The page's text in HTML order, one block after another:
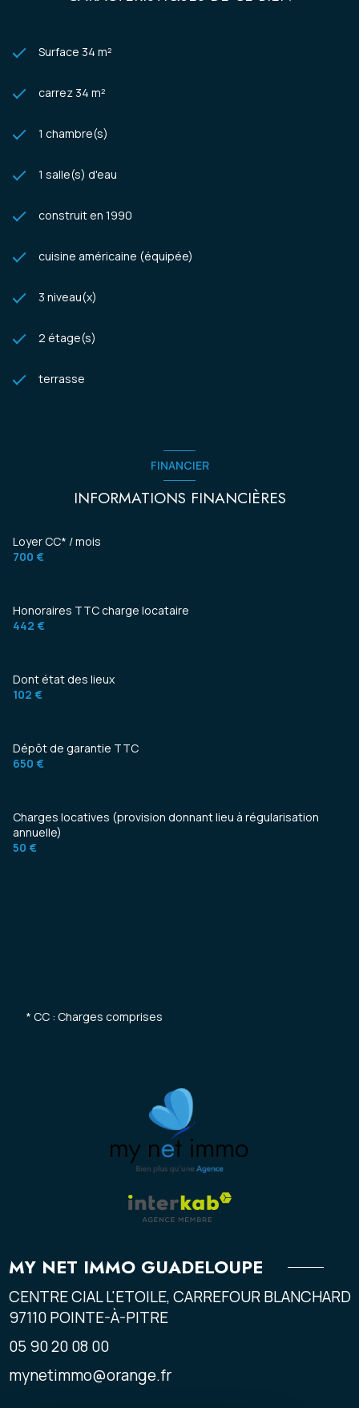
Surface 34 m²
carrez 34 m²
1 chambre(s)
1 salle(s) d'eau
construit en 1990
cuisine américaine (équipée)
3 niveau(x)
2 étage(s)
terrasse
FINANCIER
INFORMATIONS FINANCIÈRES
Loyer CC* / mois
700 €
Honoraires TTC charge locataire
442 €
Dont état des lieux
102 €
Dépôt de garantie TTC
650 €
Charges locatives (provision donnant lieu à régularisation
annuelle)
50 €
* CC : Charges comprises
MY NET IMMO GUADELOUPE
CENTRE CIAL L'ETOILE, CARREFOUR BLANCHARD
97110POINTE-À-PITRE
05 90 20 08 00
mynetimmo@orange.fr